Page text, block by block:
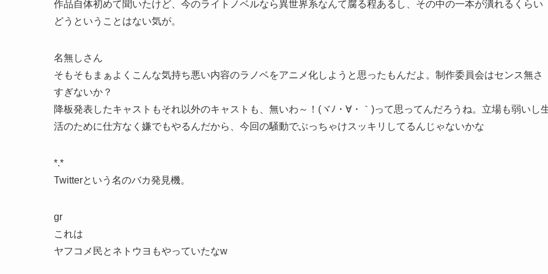
作品自体初めて聞いたけど、今のライトノベルなら異世界系なんて腐る程あるし、その中の一本が潰れるくらい
どうということはない気が。
名無しさん
そもそもまぁよくこんな気持ち悪い内容のラノベをアニメ化しようと思ったもんだよ。制作委員会はセンス無さ
すぎないか？
降板発表したキャストもそれ以外のキャストも、無いわ～！(ヾﾉ・∀・｀)って思ってんだろうね。立場も弱いし
活のために仕方なく嫌でもやるんだから、今回の騒動でぶっちゃけスッキリしてるんじゃないかな
*.*
Twitterという名のバカ発見機。
gr
これは
ヤフコメ民とネトウヨもやっていたなw